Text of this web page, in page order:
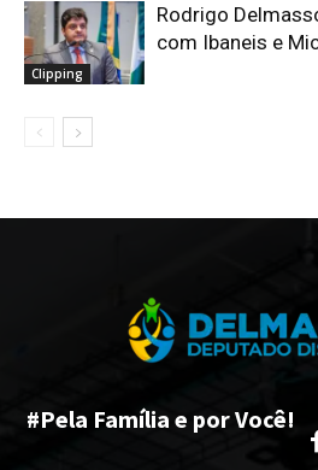
Clipping
Rodrigo
com Ibaneis e
#Pela Família e por Você!